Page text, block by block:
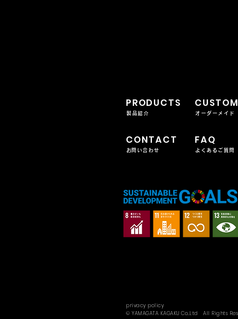
PRODUCTS
製品紹介
CUSTOM
オーダーメイド
CONTACT
​お問い合わせ
FAQ
よくあるご質問
privacy policy
© YAMAGATA KAGAKU Co..Ltd All Rights